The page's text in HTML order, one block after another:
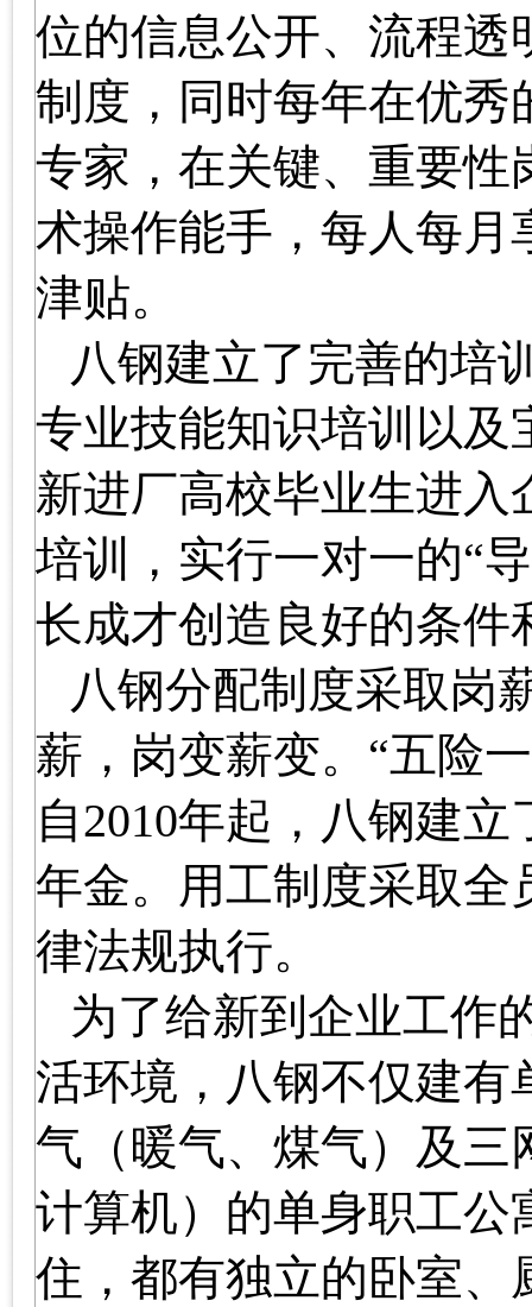
位的信息公开、流程透
制度，同时每年在优
专家，在关键、重要
术操作能手，每人每月
津贴。
八钢建立了完善的培
专业技能知识培训以
新进厂高校毕业生进入
培训，实行一对一的“
长成才创造良好的条件
八钢分配制度采取岗
薪，岗变薪变。“五险
自2010年起，八钢建立
年金。用工制度采取
律法规执行。
为了给新到企业工作
活环境，八钢不仅建
气（暖气、煤气）及
计算机）的单身职工公
住，都有独立的卧室